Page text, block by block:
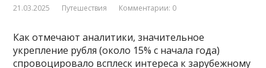
21.03.2025 Путешествия Комментарии: 0
Как отмечают аналитики, значительное
укрепление рубля (около 15% с начала года)
спровоцировало всплеск интереса к зарубежному